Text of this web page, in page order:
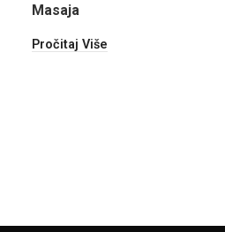
Masaja
Pročitaj Više